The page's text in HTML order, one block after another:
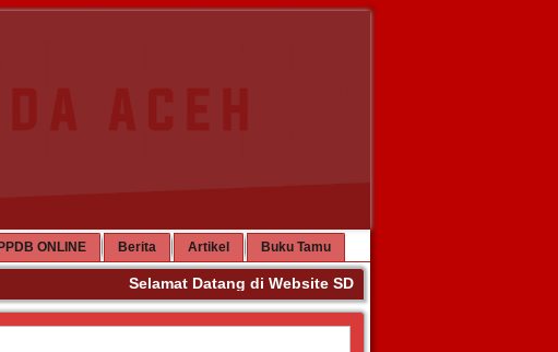
PPDB ONLINE Berita Artikel Buku Tamu
Selamat Datang di Website SD Negeri 63 Banda Aceh.